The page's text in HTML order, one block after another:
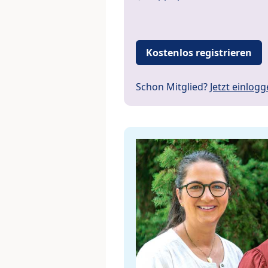
Kostenlos registrieren
Schon Mitglied? Jetzt